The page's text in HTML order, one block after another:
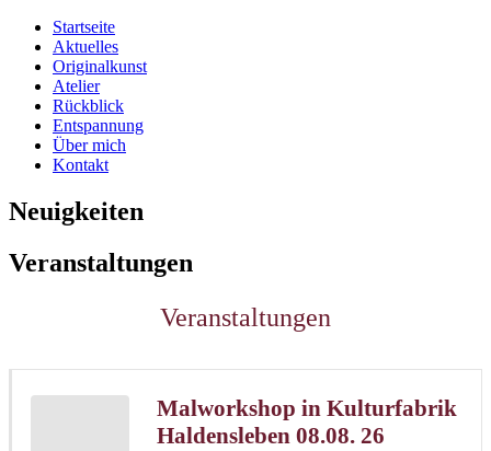
Startseite
Aktuelles
Originalkunst
Atelier
Rückblick
Entspannung
Über mich
Kontakt
Neuigkeiten
Veranstaltungen
Veranstaltungen
Malworkshop in Kulturfabrik
Haldensleben 08.08. 26